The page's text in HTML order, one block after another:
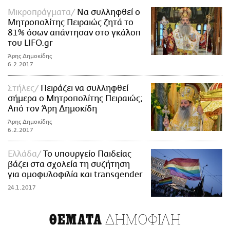
Mικροπράγματα
Να συλληφθεί ο
Μητροπολίτης Πειραιώς ζητά το
81% όσων απάντησαν στο γκάλοπ
του LIFO.gr
Άρης Δημοκίδης
6.2.2017
Στήλες
Πειράζει να συλληφθεί
σήμερα ο Μητροπολίτης Πειραιώς;
Από τον Άρη Δημοκίδη
Άρης Δημοκίδης
6.2.2017
Ελλάδα
Το υπουργείο Παιδείας
βάζει στα σχολεία τη συζήτηση
για ομοφυλοφιλία και transgender
24.1.2017
ΘΕΜΑΤΑ ΔΗΜΟΦΙΛΗ